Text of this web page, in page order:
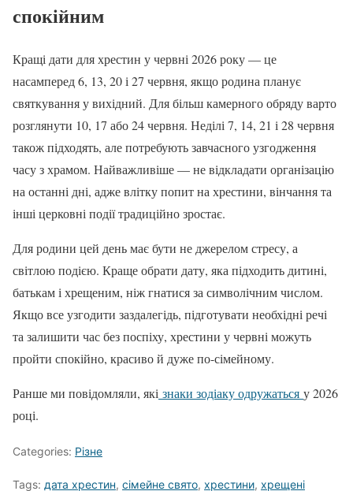
спокійним
Кращі дати для хрестин у червні 2026 року — це
насамперед 6, 13, 20 і 27 червня, якщо родина планує
святкування у вихідний. Для більш камерного обряду варто
розглянути 10, 17 або 24 червня. Неділі 7, 14, 21 і 28 червня
також підходять, але потребують завчасного узгодження
часу з храмом. Найважливіше — не відкладати організацію
на останні дні, адже влітку попит на хрестини, вінчання та
інші церковні події традиційно зростає.
Для родини цей день має бути не джерелом стресу, а
світлою подією. Краще обрати дату, яка підходить дитині,
батькам і хрещеним, ніж гнатися за символічним числом.
Якщо все узгодити заздалегідь, підготувати необхідні речі
та залишити час без поспіху, хрестини у червні можуть
пройти спокійно, красиво й дуже по-сімейному.
Ранше ми повідомляли, які знаки зодіаку одружаться у 2026
році.
Categories: Різне
Tags: дата хрестин, сімейне свято, хрестини, хрещені